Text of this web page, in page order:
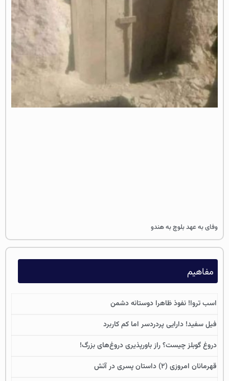
وفای به عهد بلوچ به هندو
مفاهیم
اسب تروا! نفوذ ظاهرا دوستانه دشمن
فیل سفید! دارایی پردردسر اما کم کاربرد
دروغ گوبلز چیست؟ راز باورپذیری دروغ‌های بزرگ!
قهرمانان امروزی (۲) داستان پسری در آتش